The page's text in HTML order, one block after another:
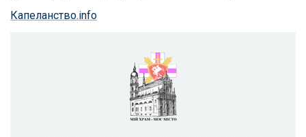
Капеланство.info